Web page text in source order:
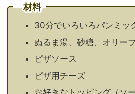
材料
30分でいろいろパンミッ
ぬるま湯、砂糖、オリー
ピザソース
ピザ用チーズ